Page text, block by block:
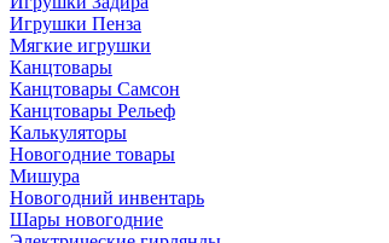
Игрушки Пенза
Мягкие игрушки
Канцтовары
Канцтовары Самсон
Канцтовары Рельеф
Калькуляторы
Новогодние товары
Мишура
Новогодний инвентарь
Шары новогодние